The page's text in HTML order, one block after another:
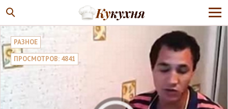
РАЗНОЕ
ПРОСМОТРОВ: 4841